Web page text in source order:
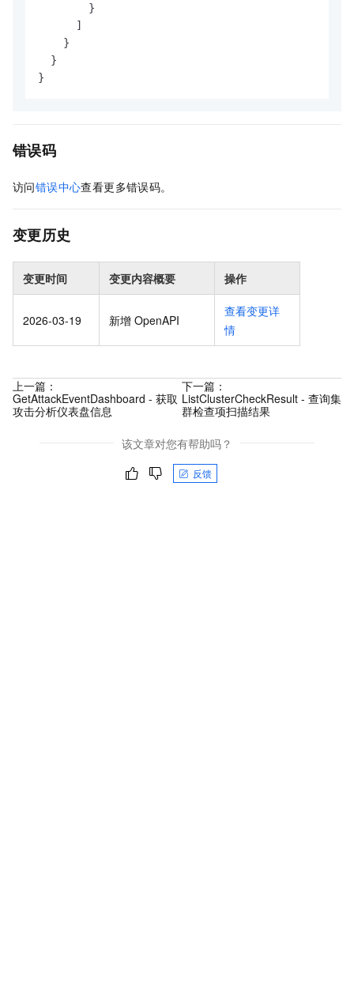
        }
      ]
    }
  }
}
错误码
访问错误中心查看更多错误码。
变更历史
变更时间 变更内容概要 操作
2026-03-19 新增 OpenAPI
查看变更详
情
上一篇：
GetAttackEventDashboard - 获取
攻击分析仪表盘信息
下一篇：
ListClusterCheckResult - 查询集
群检查项扫描结果
该文章对您有帮助吗？
反馈